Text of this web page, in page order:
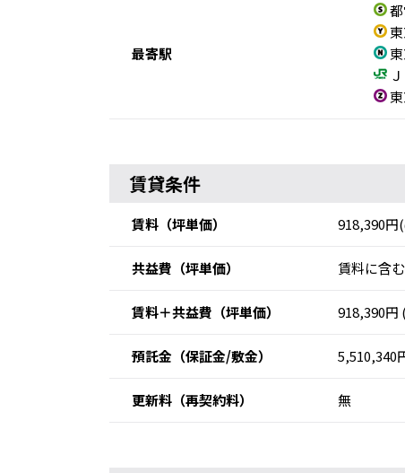
最寄駅
賃貸条件
賃料 （坪単価） 918,390円
共益費 （坪単価） 賃料に含
賃料＋共益費 （坪単価） 918,390円
預託金 （保証金/敷金） 5,510,340
更新料 （再契約料） 無